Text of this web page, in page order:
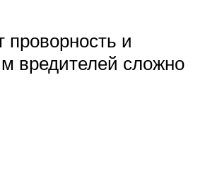
проворность и
вредителей сложно